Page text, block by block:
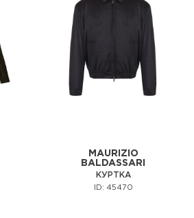
MAURIZIO
BALDASSARI
КУРТКА
ID: 45470